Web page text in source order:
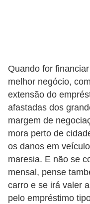
Quando for
melhor negócio,
extensão do
afastadas dos
margem de
mora perto de
os danos em
maresia. E não se
mensal, pense
carro e se irá valer
pelo empréstimo
s
d
e
r
e
c
m
p